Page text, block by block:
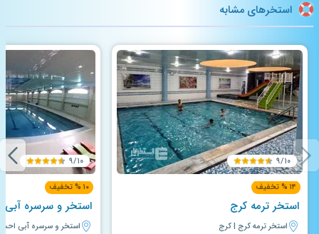
استخرهای مشابه
۹/۱۰
۱۴ % تخفیف
استخر ترمه کرج
استخر ترمه کرج | کرج
۹/۱۰
۱۰ % تخفیف
استخر و سرسره
استخر و سرسره آبی